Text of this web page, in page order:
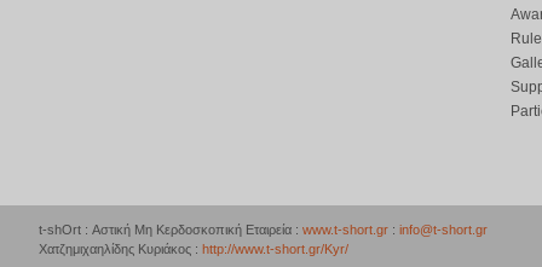
t-shOrt : Αστική Μη Κερδοσκοπική Εταιρεία : www.t-short.gr : info@t-short.gr
Χατζημιχαηλίδης Κυριάκος : http://www.t-short.gr/Kyr/